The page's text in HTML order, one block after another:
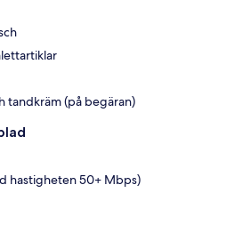
tandkräm (på begäran)
hastigheten 50+ Mbps)